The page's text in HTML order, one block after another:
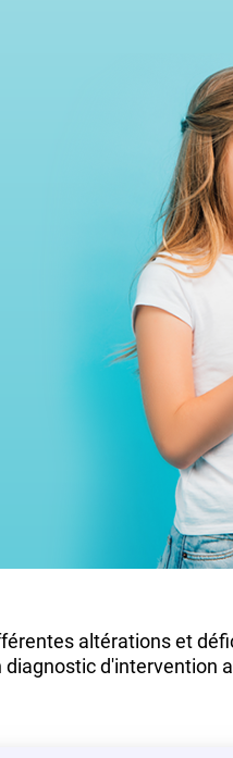
altérations et
d'intervention